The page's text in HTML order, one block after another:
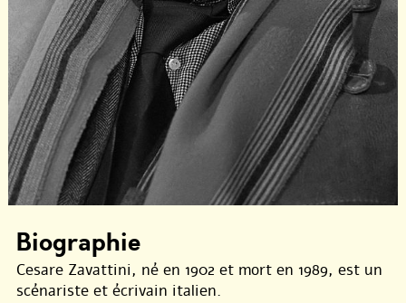
Biographie
Cesare Zavattini, né en 1902 et mort en 1989, est un
scénariste et écrivain italien.